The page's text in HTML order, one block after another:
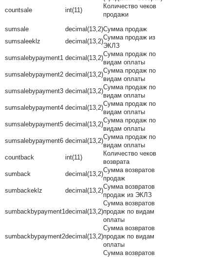
countsale
int(11)
Количество чеков
продажи
sumsale
decimal(13,2)Сумма продаж
sumsaleeklz
decimal(13,2)
Сумма продаж из
ЭКЛЗ
sumsalebypayment1 decimal(13,2)
Сумма продаж по
видам оплаты
sumsalebypayment2 decimal(13,2)
Сумма продаж по
видам оплаты
sumsalebypayment3 decimal(13,2)
Сумма продаж по
видам оплаты
sumsalebypayment4 decimal(13,2)
Сумма продаж по
видам оплаты
sumsalebypayment5 decimal(13,2)
Сумма продаж по
видам оплаты
sumsalebypayment6 decimal(13,2)
Сумма продаж по
видам оплаты
countback
int(11)
Количество чеков
возврата
sumback
decimal(13,2)
Сумма возвратов
продаж
sumbackeklz
decimal(13,2)
Сумма возвратов
продаж из ЭКЛЗ
sumbackbypayment1decimal(13,2)
Сумма возвратов
продаж по видам
оплаты
sumbackbypayment2decimal(13,2)
Сумма возвратов
продаж по видам
оплаты
Сумма возвратов